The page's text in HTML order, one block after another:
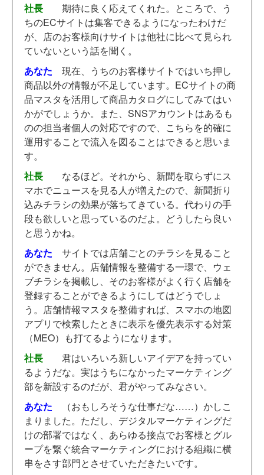
社長
期待に良く応えてくれた。ところで、う
ちのECサイトは集客できるようになったわけだ
が、店のお客様向けサイトは他社に比べて見られ
ていないという話を聞く。
あなた
現在、うちのお客様サイトではいち押し
商品以外の情報が不足しています。ECサイトの商
品マスタを活用して商品カタログにしてみてはい
かがでしょうか。また、SNSアカウントはあるも
のの担当者個人の対応ですので、こちらを的確に
運用することで流入を図ることはできると思いま
す。
社長
なるほど。それから、新聞を取らずにス
マホでニュースを見る人が増えたので、新聞折り
込みチラシの効果が落ちてきている。代わりの手
段も欲しいと思っているのだよ。どうしたら良い
と思うかね。
あなた
サイトでは店舗ごとのチラシを見ること
ができません。店舗情報を整備する一環で、ウェ
ブチラシを掲載し、そのお客様がよく行く店舗を
登録することができるようにしてはどうでしょ
う。店舗情報マスタを整備すれば、スマホの地図
アプリで検索したときに表示を優先表示する対策
（MEO）も打てるようになります。
社長
君はいろいろ新しいアイデアを持ってい
るようだな。実はうちになかったマーケティング
部を新設するのだが、君がやってみなさい。
あなた
（おもしろそうな仕事だな……）かしこ
まりました。ただし、デジタルマーケティングだ
けの部署ではなく、あらゆる接点でお客様とグル
ープを繋ぐ統合マーケティングにおける組織に横
串をさす部門とさせていただきたいです。